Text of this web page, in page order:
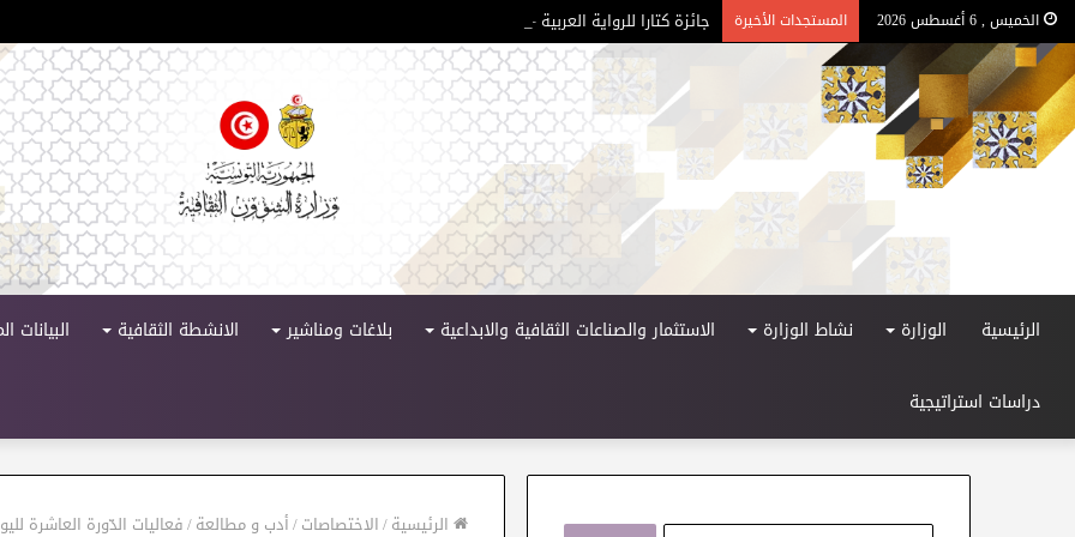
الخميس , 6 أغسطس 2026 المستجدات الأخيرة جائزة كتارا للرواية العربية – الدورة 11
الرئيسية الوزارة نشاط الوزارة الاستثمار والصناعات الثقافية والابداعية بلاغات ومناشير الانشطة الثقافية البيانات
دراسات استراتيجية
الرئيسية/الاختصاصات/أدب و مطالعة/فعاليات الدّورة العاشرة